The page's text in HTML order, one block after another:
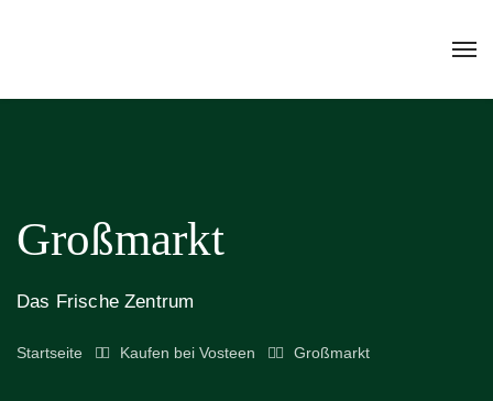
Großmarkt
Das Frische Zentrum
Startseite Kaufen bei Vosteen Großmarkt